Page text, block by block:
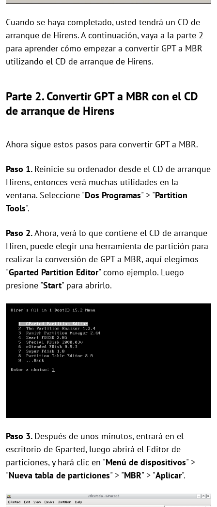
Cuando se haya completado, usted tendrá un CD de
arranque de Hirens. A continuación, vaya a la parte 2
para aprender cómo empezar a convertir GPT a MBR
utilizando el CD de arranque de Hirens.
Parte 2. Convertir GPT a MBR con el CD
de arranque de Hirens
Ahora sigue estos pasos para convertir GPT a MBR.
Paso 1. Reinicie su ordenador desde el CD de arranque
Hirens, entonces verá muchas utilidades en la
ventana. Seleccione "Dos Programas" > "Partition
Tools".
Paso 2.Ahora, verá lo que contiene el CD de arranque
Hiren, puede elegir una herramienta de partición para
realizar la conversión de GPT a MBR, aquí elegimos
"Gparted Partition Editor" como ejemplo. Luego
presione "Start" para abrirlo.
Paso 3. Después de unos minutos, entrará en el
escritorio de Gparted, luego abrirá el Editor de
particiones, y hará clic en "Menú de dispositivos" >
"Nueva tabla de particiones" > "MBR" > "Aplicar".